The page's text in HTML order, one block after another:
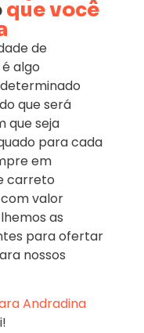
que você
de
algo
que será
que seja
para cada
em
carreto
valor
as
para ofertar
nossos
Andradina